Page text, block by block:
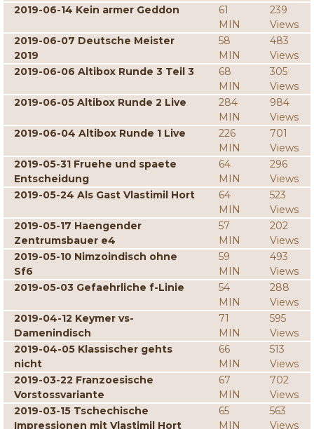
2019-06-14 Kein armer Geddon
61
MIN
239
Views
2019-06-07 Deutsche Meister
2019
58
MIN
483
Views
2019-06-06 Altibox Runde 3 Teil 3
68
MIN
305
Views
2019-06-05 Altibox Runde 2 Live
284
MIN
984
Views
2019-06-04 Altibox Runde 1 Live
226
MIN
701
Views
2019-05-31 Fruehe und spaete
Entscheidung
64
MIN
296
Views
2019-05-24 Als Gast Vlastimil Hort
64
MIN
523
Views
2019-05-17 Haengender
Zentrumsbauer e4
57
MIN
202
Views
2019-05-10 Nimzoindisch ohne
Sf6
59
MIN
493
Views
2019-05-03 Gefaehrliche f-Linie
54
MIN
288
Views
2019-04-12 Keymer vs-
Damenindisch
71
MIN
595
Views
2019-04-05 Klassischer gehts
nicht
66
MIN
513
Views
2019-03-22 Franzoesische
Vorstossvariante
67
MIN
702
Views
2019-03-15 Tschechische
Impressionen mit Vlastimil Hort
65
MIN
563
Views